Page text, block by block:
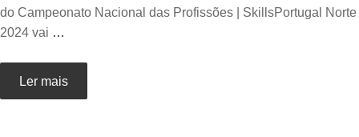
do Campeonato Nacional das Profissões | SkillsPortugal Norte
2024 vai …
Ler mais